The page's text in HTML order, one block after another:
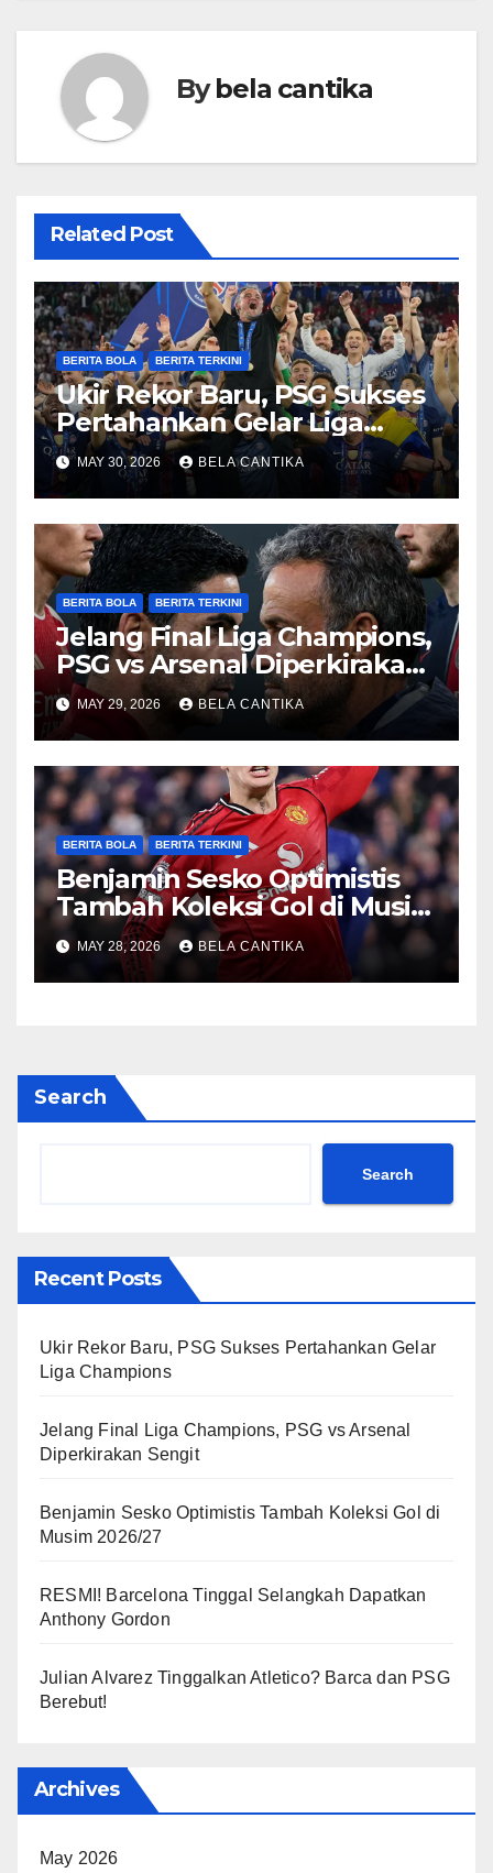
Bybela cantika
Related Post
BERITA BOLA BERITA TERKINI
Ukir Rekor Baru, PSG Sukses
Pertahankan Gelar Liga
Champions
MAY 30, 2026 BELA CANTIKA
BERITA BOLA BERITA TERKINI
Jelang Final Liga Champions,
PSG vs Arsenal Diperkirakan
Sengit
MAY 29, 2026 BELA CANTIKA
BERITA BOLA BERITA TERKINI
Benjamin Sesko Optimistis
Tambah Koleksi Gol di Musim
2026/27
MAY 28, 2026 BELA CANTIKA
Search
Search
Recent Posts
Ukir Rekor Baru, PSG Sukses Pertahankan Gelar
Liga Champions
Jelang Final Liga Champions, PSG vs Arsenal
Diperkirakan Sengit
Benjamin Sesko Optimistis Tambah Koleksi Gol di
Musim 2026/27
RESMI! Barcelona Tinggal Selangkah Dapatkan
Anthony Gordon
Julian Alvarez Tinggalkan Atletico? Barca dan PSG
Berebut!
Archives
May 2026